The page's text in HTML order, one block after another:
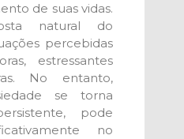
de suas vidas.
natural do
percebidas
estressantes
No entanto,
se torna
pode
no